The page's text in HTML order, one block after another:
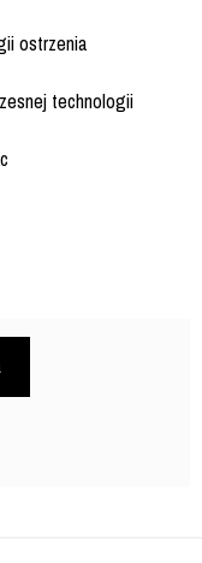
ostrzenia
technologii